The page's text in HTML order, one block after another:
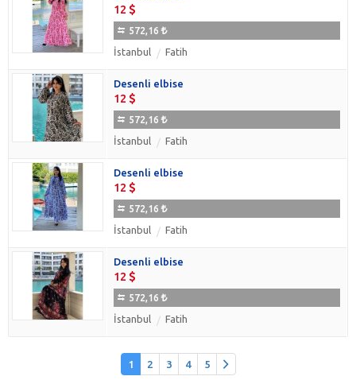
12
572,16
İstanbul Fatih
Desenli elbise
12
572,16
İstanbul Fatih
Desenli elbise
12
572,16
İstanbul Fatih
Desenli elbise
12
572,16
İstanbul Fatih
1 2 3 4 5